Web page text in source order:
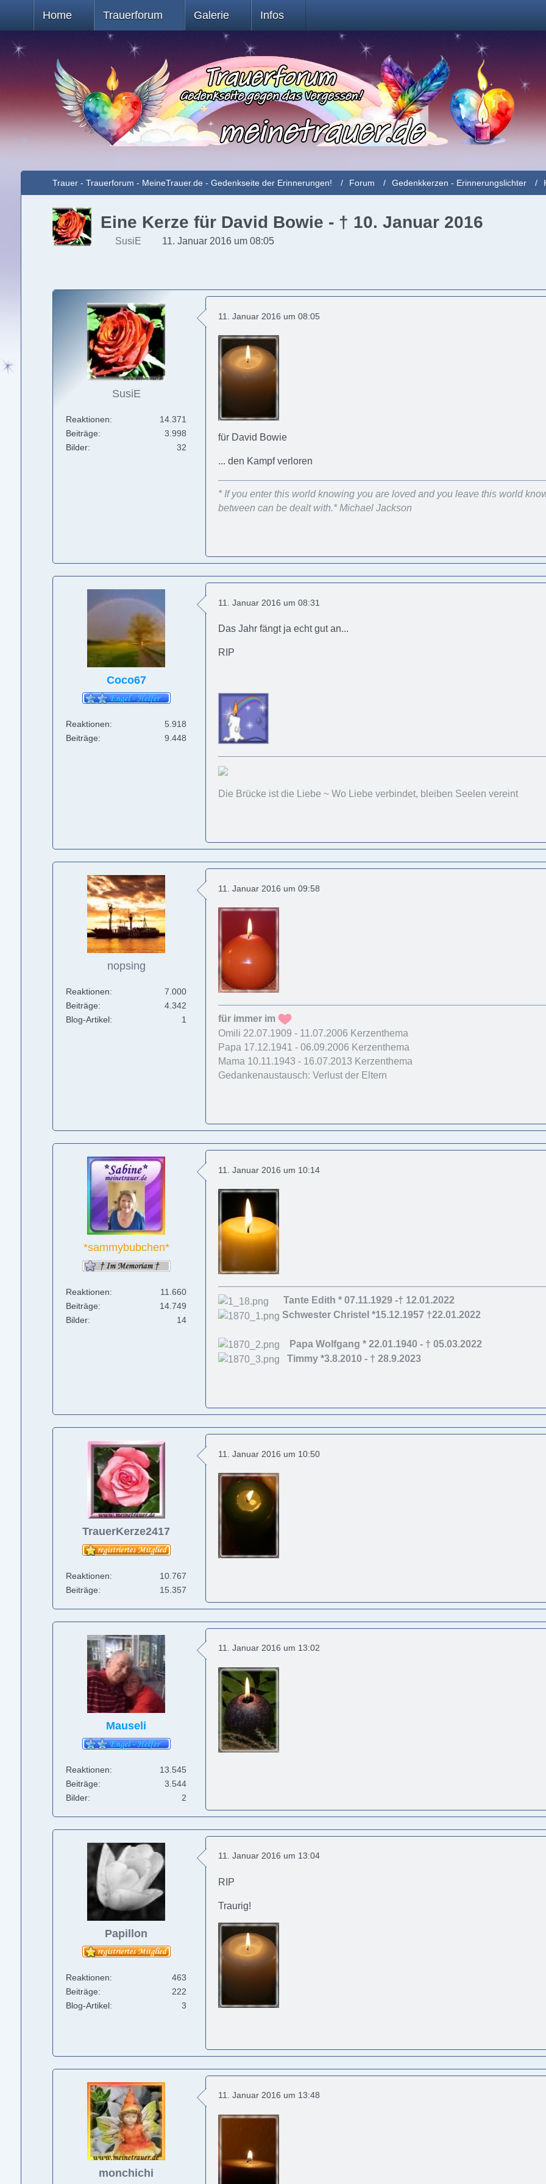
Home Trauerforum Galerie Infos
Trauer - Trauerforum - MeineTrauer.de - Gedenkseite der Erinnerungen! Forum Gedenkkerzen - Erinnerungslichter
Eine Kerze für David Bowie - † 10. Januar 2016
SusiE 11. Januar 2016 um 08:05
SusiE
Reaktionen
14.371
Beiträge
3.998
Bilder
32
11. Januar 2016 um 08:05
für David Bowie
... den Kampf verloren
* If you enter this world knowing you are loved and you leave this world
between can be dealt with.* Michael Jackson
Coco67
Reaktionen
5.918
Beiträge
9.448
11. Januar 2016 um 08:31
Das Jahr fängt ja echt gut an...
RIP
Die Brücke ist die Liebe ~ Wo Liebe verbindet, bleiben Seelen vereint
nopsing
Reaktionen
7.000
Beiträge
4.342
Blog-Artikel
1
11. Januar 2016 um 09:58
für immer im
Omili 22.07.1909 - 11.07.2006 Kerzenthema
Papa 17.12.1941 - 06.09.2006 Kerzenthema
Mama 10.11.1943 - 16.07.2013 Kerzenthema
Gedankenaustausch: Verlust der Eltern
*sammybubchen*
Reaktionen
11.660
Beiträge
14.749
Bilder
14
11. Januar 2016 um 10:14
Tante Edith * 07.11.1929 -† 12.01.2022
Schwester Christel *15.12.1957 †22.01.2022
Papa Wolfgang * 22.01.1940 - † 05.03.2022
Timmy *3.8.2010 - † 28.9.2023
TrauerKerze2417
Reaktionen
10.767
Beiträge
15.357
11. Januar 2016 um 10:50
Mauseli
Reaktionen
13.545
Beiträge
3.544
Bilder
2
11. Januar 2016 um 13:02
Papillon
Reaktionen
463
Beiträge
222
Blog-Artikel
3
11. Januar 2016 um 13:04
RIP
Traurig!
monchichi
11. Januar 2016 um 13:48